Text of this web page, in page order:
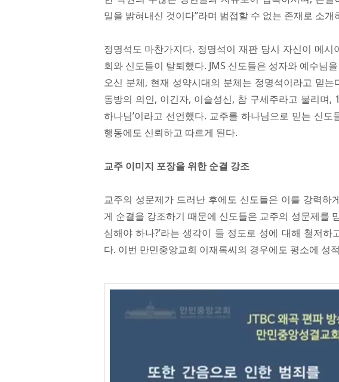
밀을 밝혀내신 것이다”라며 범접할 수 없는 존재로 소개
정명석도 마찬가지다. 정명석이 재판 당시 자신이 메
회와 신도들이 탈퇴했다. JMS 신도들은 성자와 예수님
오신 분체, 현재 성약시대의 분체는 정명석이라고 믿
동방의 의인, 이긴자, 이슬성신, 참 구세주라고 불리며,
하나님’이라고 선언했다. 교주를 하나님으로 믿는 신
행동에도 신뢰하고 따르게 된다.
교주 이미지 포장을 위한 순결 강조
교주의 성문제가 드러난 후에도 신도들은 이를 강력하
게 순결을 강조하기 때문에 신도들은 교주의 성문제를
심해야 하나?’라는 생각이 들 정도로 성에 대해 철저
다. 이번 만민중앙교회 이재록씨의 경우에도 평소에 성